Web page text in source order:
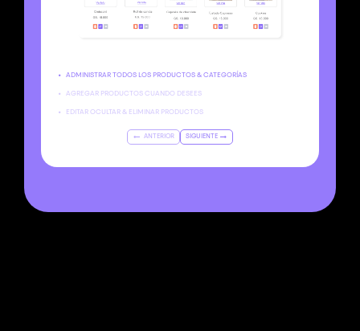
• ADMINISTRAR TODOS LOS PRODUCTOS & CATEGORÍAS
• AGREGAR PRODUCTOS CUANDO DESEES
• EDITAR OCULTAR & ELIMINAR PRODUCTOS
ANTERIOR SIGUIENTE